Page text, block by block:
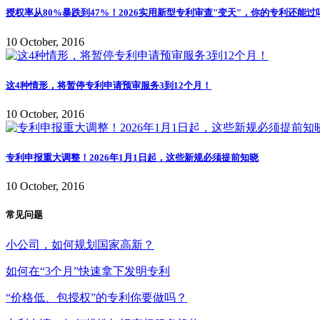
授权率从80%暴跌到47%！2026实用新型专利审查"变天"，你的专利还能过
10 October, 2016
这4种情形，将暂停专利申请预审服务3到12个月！
10 October, 2016
专利申报重大调整！2026年1月1日起，这些新规必须提前知晓
10 October, 2016
常见问题
小公司，如何规划国家高新？
如何在“3个月”快速拿下发明专利
“价格低、包授权”的专利你要做吗？